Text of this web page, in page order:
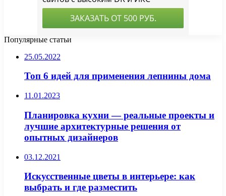
Популярные статьи
25.05.2022
Топ 6 идей для применения лепнины дома
11.01.2023
Планировка кухни — реальные проекты и
лучшие архитектурные решения от
опытных дизайнеров
03.12.2021
Искусственные цветы в интерьере: как
выбрать и где разместить